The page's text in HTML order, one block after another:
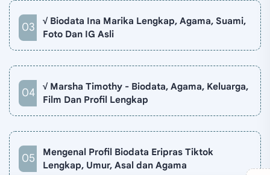
√ Biodata Ina Marika Lengkap, Agama, Suami,
Foto Dan IG Asli
√ Marsha Timothy - Biodata, Agama, Keluarga,
Film Dan Profil Lengkap
Mengenal Profil Biodata Eripras Tiktok
Lengkap, Umur, Asal dan Agama